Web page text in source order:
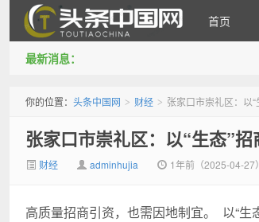
首页
最新消息：
你的位置： 头条中国网 > 财经 > 张家口市崇礼区：以
张家口市崇礼区：以“生态”
财经 adminhujia 1年前（2025-04-27）
高质量招商引资，也需因地制宜。 以“生